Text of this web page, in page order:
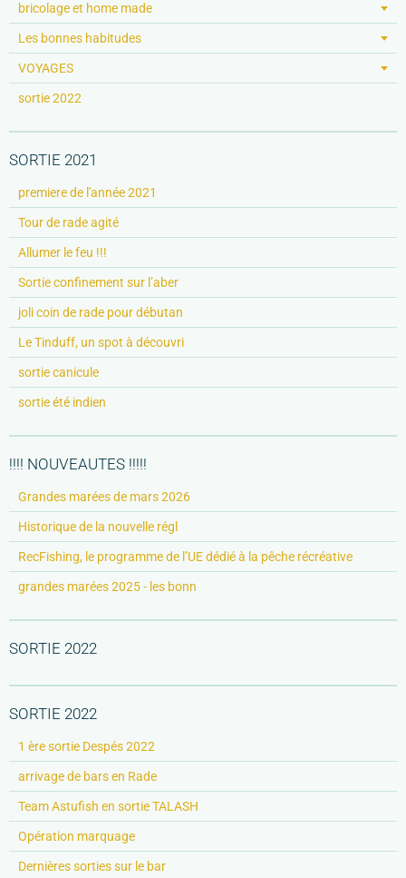
bricolage et home made
Les bonnes habitudes
VOYAGES
sortie 2022
SORTIE 2021
premiere de l'année 2021
Tour de rade agité
Allumer le feu !!!
Sortie confinement sur l’aber
joli coin de rade pour débutan
Le Tinduff, un spot à découvri
sortie canicule
sortie été indien
!!!! NOUVEAUTES !!!!!
Grandes marées de mars 2026
Historique de la nouvelle régl
RecFishing, le programme de l’UE dédié à la pêche récréative
grandes marées 2025 - les bonn
SORTIE 2022
SORTIE 2022
1 ère sortie Despés 2022
arrivage de bars en Rade
Team Astufish en sortie TALASH
Opération marquage
Dernières sorties sur le bar